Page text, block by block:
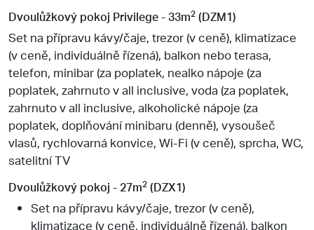
Dvoulůžkový pokoj Privilege - 33m2 (DZM1)
Set na přípravu kávy/čaje, trezor (v ceně), klimatizace
(v ceně, individuálně řízená), balkon nebo terasa,
telefon, minibar (za poplatek, nealko nápoje (za
poplatek, zahrnuto v all inclusive, voda (za poplatek,
zahrnuto v all inclusive, alkoholické nápoje (za
poplatek, doplňování minibaru (denně), vysoušeč
vlasů, rychlovarná konvice, Wi-Fi (v ceně), sprcha, WC,
satelitní TV
Dvoulůžkový pokoj - 27m2 (DZX1)
Set na přípravu kávy/čaje, trezor (v ceně),
klimatizace (v ceně, individuálně řízená), balkon